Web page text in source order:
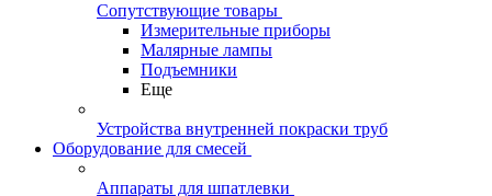
Сопутствующие товары
Измерительные приборы
Малярные лампы
Подъемники
Еще
Устройства внутренней покраски труб
Оборудование для смесей
Аппараты для шпатлевки